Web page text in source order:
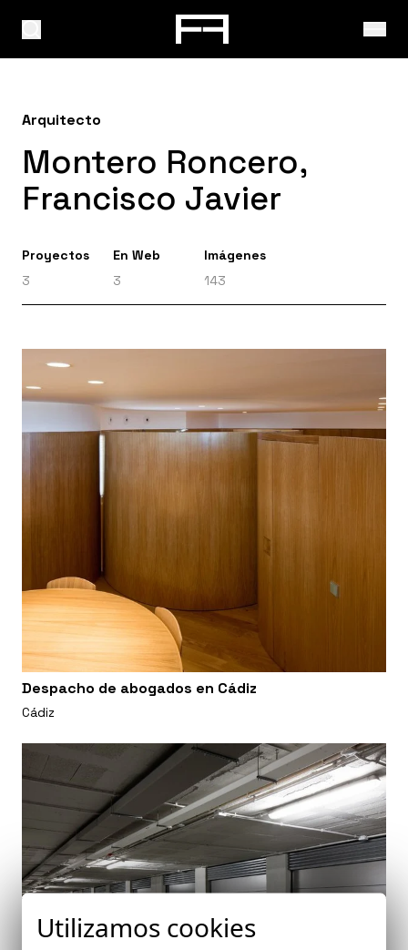
Arquitecto
Montero Roncero,
Francisco Javier
Proyectos
3
En Web
3
Imágenes
143
Despacho de abogados en Cádiz
Cádiz
Utilizamos cookies